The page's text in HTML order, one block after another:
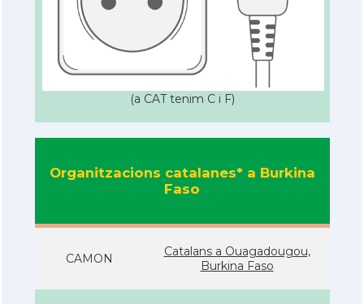
(a CAT tenim C i F)
Organitzacions catalanes* a Burkina
Faso
CAMON
Catalans a Ouagadougou,
Burkina Faso